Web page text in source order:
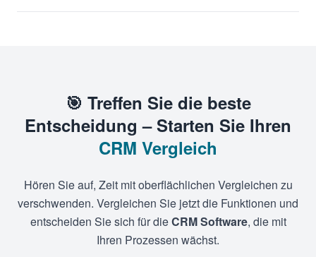
🎯 Treffen Sie die beste
Entscheidung – Starten Sie Ihren
CRM Vergleich
Hören Sie auf, Zeit mit oberflächlichen Vergleichen zu
verschwenden. Vergleichen Sie jetzt die Funktionen und
entscheiden Sie sich für dieCRM Software, die mit
Ihren Prozessen wächst.